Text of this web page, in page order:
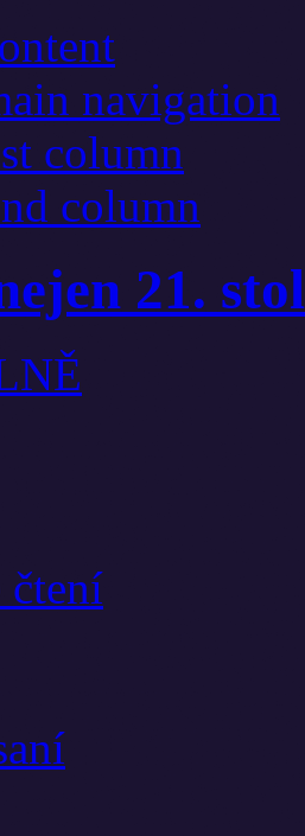
navigation
column
column
21.
čtení